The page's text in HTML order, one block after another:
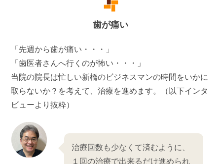
歯が痛い
「先週から歯が痛い・・・」
「歯医者さんへ行くのが怖い・・・」
当院の院長は忙しい新橋のビジネスマンの時間をいかに
取らないか？を考えて、治療を進めます。（以下インタ
ビューより抜粋）
治療回数も少なくて済むように、
１回の治療で出来るだけ進められ